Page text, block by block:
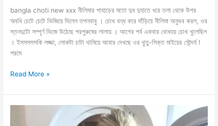
bangla choti new xxx নীলিমার পাহাড়ের মতো দুধ দুহাতে ধরে তলা থেকে উপর
অবধি চেটে চেটে ভিজিয়ে দিলেন তপনবাবু । চোখ বন্ধ করে দাঁড়িয়ে নীলিমা অনুভব করল, ওর
স্তনদুটো সম্পূর্ণ ভিজে উঠেছে পরপুরুষের লালায় । আগের পর্ব একবার বোধহয় চোখ খুলেছিল
। ইসসসসসকি লজ্জা, লোকটা চাটা থামিয়ে আবার দেখছে ওর থুতু-সিক্ত মাইয়ের সৌন্দর্য !
শরমে
ব্রা
দোকানদার
চুদলো
Read More »